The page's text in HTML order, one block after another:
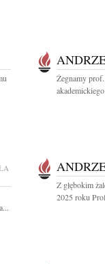
Żegnamy
Z głębokim
2025 roku